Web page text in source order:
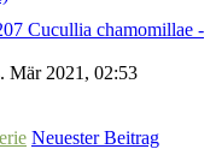
Cucullia chamomillae -
Mär 2021, 02:53
Neuester Beitrag